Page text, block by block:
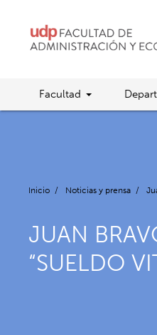
Facultad
Inicio / Noticias y prensa /
JUAN
“SUELDO